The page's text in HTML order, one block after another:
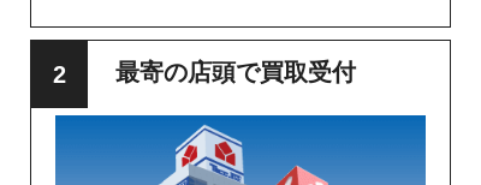
最寄の店頭で買取受付